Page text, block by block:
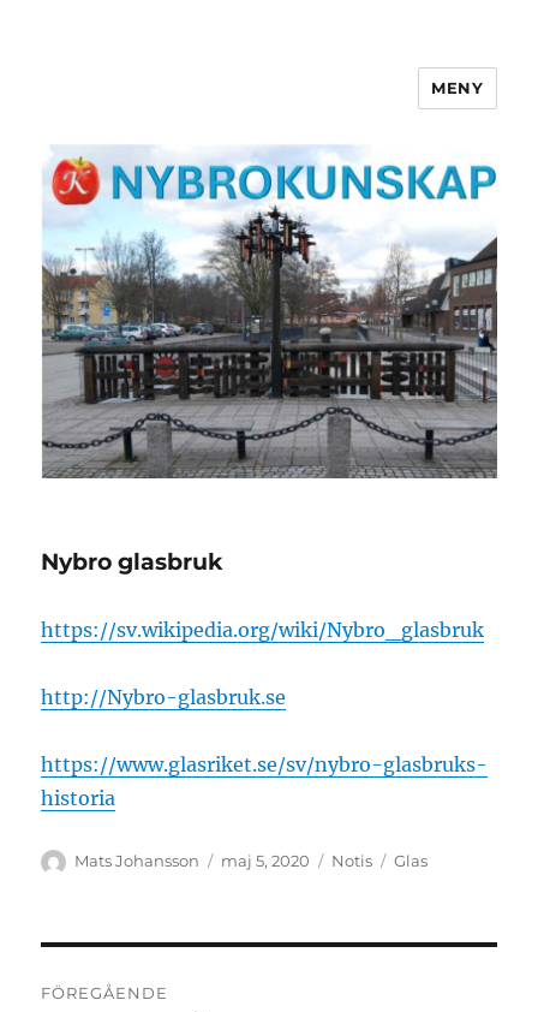
MENY
Nybro glasbruk
https://sv.wikipedia.org/wiki/Nybro_glasbruk
http://Nybro-glasbruk.se
https://www.glasriket.se/sv/nybro-glasbruks-
historia
Författare
Mats Johansson
Publicerat
maj 5, 2020 Format
Notis Kategorier
Glas
FÖREGÅENDE